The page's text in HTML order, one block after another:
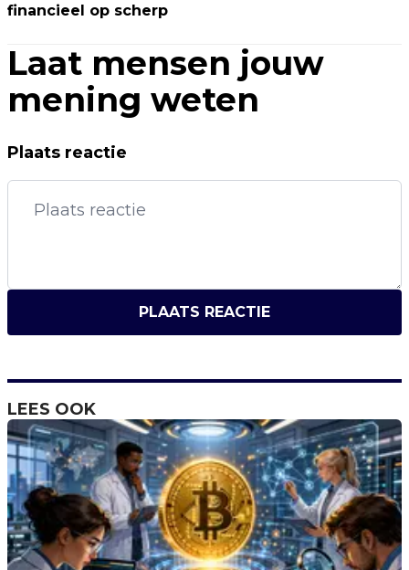
financieel op scherp
Laat mensen jouw
mening weten
Plaats reactie
PLAATS REACTIE
LEES OOK